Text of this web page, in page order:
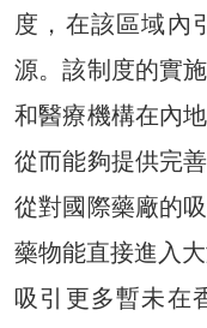
度，在該區域內
源。該制度的實
和醫療機構在內
從而能夠提供完
從對國際藥廠的
藥物能直接進入
吸引更多暫未在